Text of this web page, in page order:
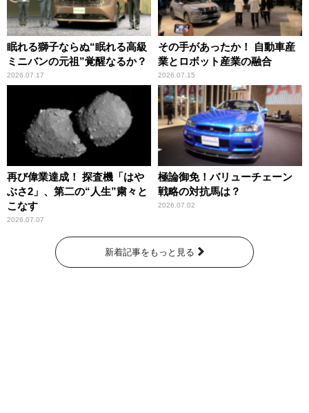
眠れる獅子ならぬ“眠れる高級
ミニバンの元祖”覚醒なるか？
2026.07.17
その手があったか！ 自動車産
業とロボット産業の融合
2026.07.15
再び偉業達成！ 探査機「はや
ぶさ2」、第二の“人生”粛々と
こなす
2026.07.07
極論御免！バリューチェーン
戦略の対抗馬は？
2026.07.02
新着記事をもっと見る